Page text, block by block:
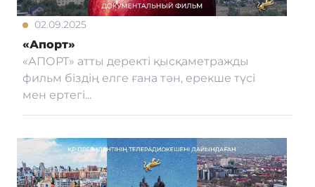
02.09.2025
«Апорт»
«АПОРТ» атты деректі қысқаметражды
фильм біздің елге ғана тән, ерекше түсі
мен ертегі...